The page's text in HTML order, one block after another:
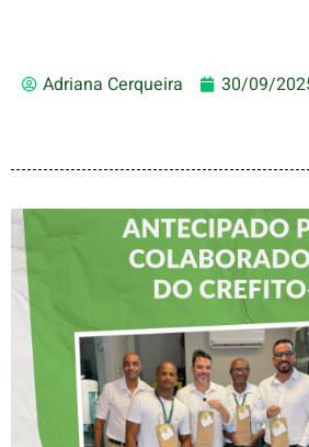
Adriana Cerqueira 30/09/
DIA DOS
ANTECIPADO
CREFITO-